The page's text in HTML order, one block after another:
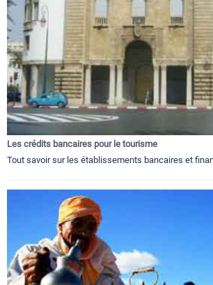
Les crédits bancaires pour le tourisme
Tout savoir sur les établissements bancaires et